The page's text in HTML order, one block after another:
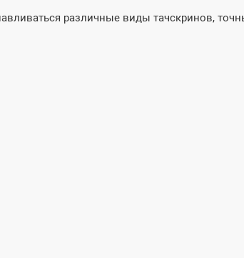
различные виды тачскринов,